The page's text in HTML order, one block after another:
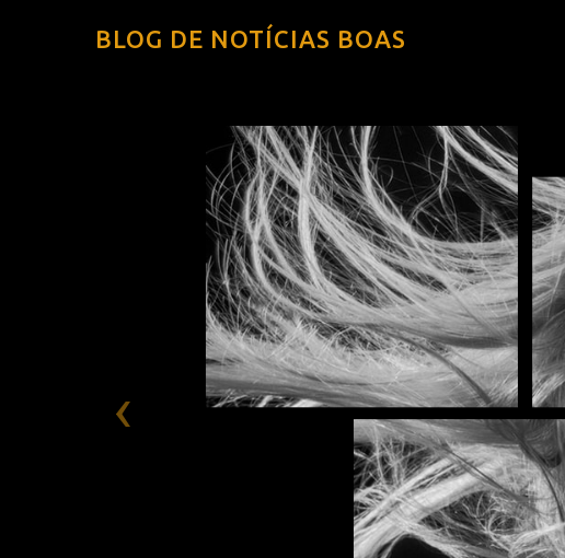
BLOG DE NOTÍCIAS BOAS
‹